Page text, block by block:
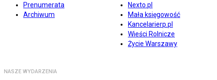
Prenumerata
Archiwum
Nexto.pl
Mała księgowość
Kancelarierp.pl
Wieści Rolnicze
Życie Warszawy
NASZE WYDARZENIA